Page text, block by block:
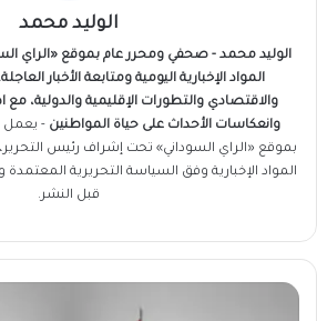
الوليد محمد
الوليد محمد - صحفي ومحرر عام بموقع «الراي
المواد الإخبارية اليومية ومتابعة الأخبار
والاقتصادي والتطورات الإقليمية والدولية، مع
وانعكاسات الأحداث على حياة المواطنين -
بموقع «الراي السوداني» تحت إشراف رئيس
المواد الإخبارية وفق السياسة التحريرية
قبل النشر.
قطر